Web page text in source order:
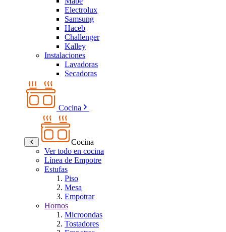
Electrolux
Samsung
Haceb
Challenger
Kalley
Instalaciones
Lavadoras
Secadoras
Cocina
Cocina
Ver todo en cocina
Línea de Empotre
Estufas
Piso
Mesa
Empotrar
Hornos
Microondas
Tostadores